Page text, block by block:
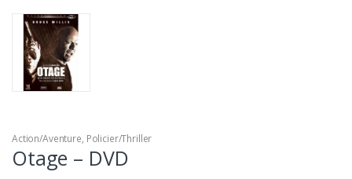
Action/Aventure, Policier/Thriller
Otage – DVD